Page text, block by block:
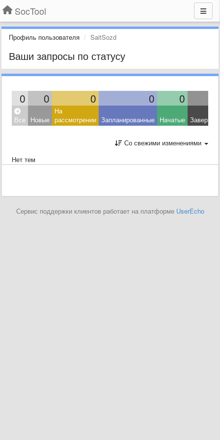
SocTool
Профиль пользователя SaitSozd
Ваши запросы по статусу
0 0 0 0 0
Все Новые
На
рассмотрении Запланированные Начатые
Со свежими изменениями
Нет тем
Сервис поддержки клиентов работает на платформе UserEcho